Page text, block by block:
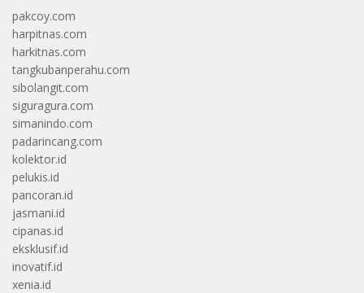
pakcoy.com
harpitnas.com
harkitnas.com
tangkubanperahu.com
sibolangit.com
siguragura.com
simanindo.com
padarincang.com
kolektor.id
pelukis.id
pancoran.id
jasmani.id
cipanas.id
eksklusif.id
inovatif.id
xenia.id